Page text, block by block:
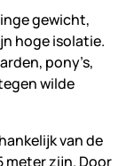
gewicht,
hoge isolatie.
pony’s,
wilde
van de
meter zijn. Door